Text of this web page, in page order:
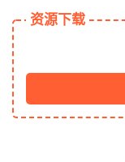
资源下载